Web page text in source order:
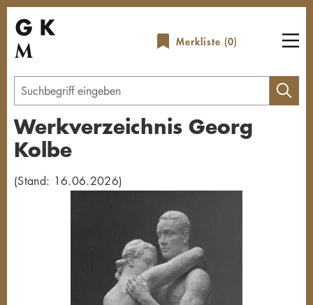
Direkt
zum
Inhalt
Merkliste (0)
Geben
Sie
einen
Suchbegriff
Werkverzeichnis Georg
Kolbe
(Stand: 16.06.2026)